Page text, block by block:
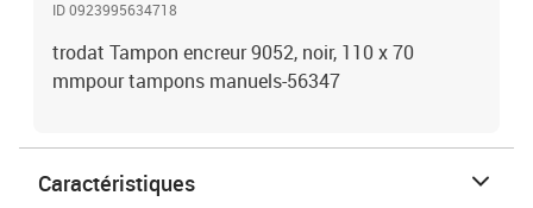
ID 0923995634718
trodat Tampon encreur 9052, noir, 110 x 70
mmpour tampons manuels-56347
Caractéristiques